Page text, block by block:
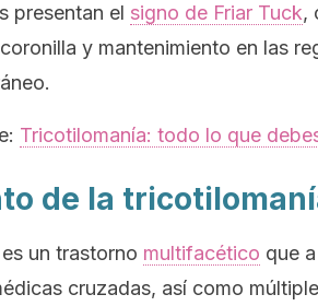
presentan el signo de Friar Tuck,
y mantenimiento en las
Tricotilomanía: todo lo que
de la
un trastorno multifacético que
cruzadas, así como